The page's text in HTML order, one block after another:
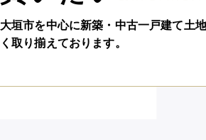
大垣市を中心に新築・中古一戸建て土
く取り揃えております。